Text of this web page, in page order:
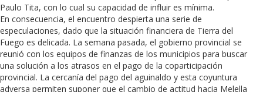
Paulo Tita, con lo cual su capacidad de influir es mínima.
En consecuencia, el encuentro despierta una serie de
especulaciones, dado que la situación financiera de Tierra del
Fuego es delicada. La semana pasada, el gobierno provincial se
reunió con los equipos de finanzas de los municipios para buscar
una solución a los atrasos en el pago de la coparticipación
provincial. La cercanía del pago del aguinaldo y esta coyuntura
adversa permiten suponer que el cambio de actitud hacia Melella